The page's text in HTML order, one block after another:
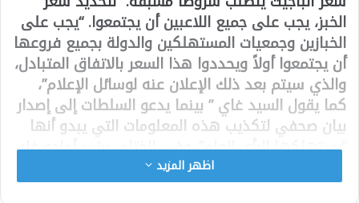
الخبز، يجب على جميع اللاعبين أن يجتمعوا. “يجب على
الخبازين وجمعيات المستهلكين والدولة بجميع فروعها
أن يجتمعوا أولاً ويحددوا هذا السعر بالاتفاق المتبادل،
والذي سيتم بعد ذلك الإعلان عنه لوسائل الإعلام”،
كما يقول السيد غاي ” بينما يدعو السلطات إلى إصدار
بيان صحفي لتكذيب هذه المعلومات التي يبدو أنها
“يستهلكها الرأي العام”. وفي الختام، يشير أمادو غاي
إلى أن انخفاض سعر الخبز يتطلب تعديل سعر الدقيق
وجميع المدخلات الأخرى ليتم الانخفاض
اظهر المزيد